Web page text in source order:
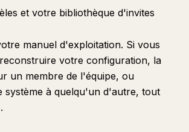
et votre bibliothèque d'invites
manuel d'exploitation. Si vous
votre configuration, la
un membre de l'équipe, ou
système à quelqu'un d'autre, tout